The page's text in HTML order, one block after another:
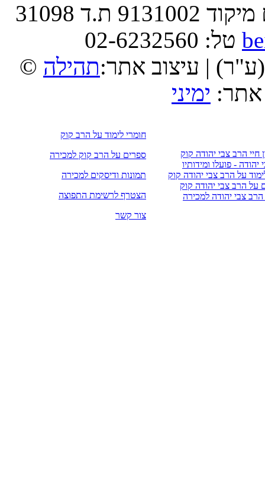
בית הרב | רחוב הרב קוק 9 ירושלים מיקוד 9131002 ת.ד 31098
(ע"ר) | עיצוב אתר:תהילה
אתר: ימיני
חיי הרב צבי יהודה קוק
יהודה - פועלו ומידותיו
על הרב צבי יהודה קוק
על הרב צבי יהודה קוק
הרב צבי יהודה למכירה
חומרי לימוד על הרב קוק
ספרים על הרב קוק למכירה
תמונות ודיסקים למכירה
הצטרף לרשימת התפוצה
צור קשר